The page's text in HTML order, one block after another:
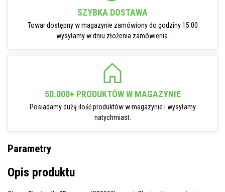
SZYBKA DOSTAWA
Towar dostępny w magazynie zamówiony do godziny 15:00
wysyłamy w dniu złożenia zamówienia.
50.000+ PRODUKTÓW W MAGAZYNIE
Posiadamy dużą ilość produktów w magazynie i wysyłamy
natychmiast.
Parametry
Opis produktu